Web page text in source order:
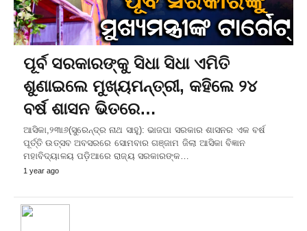
ପୂର୍ବ ସରକାରଙ୍କୁ ସିଧା ସିଧା ଏମିତି
ଶୁଣାଇଲେ ମୁଖ୍ୟମନ୍ତ୍ରୀ, କହିଲେ ୨୪
ବର୍ଷ ଶାସନ ଭିତରେ…
ଆସିକା,୨୩ା୬(ସୁରେନ୍ଦ୍ର ନାଥ ସାହୁ): ଭାଜପା ସରକାର ଶାସନର ଏକ ବର୍ଷ
ପୂର୍ତ୍ତି ଉତ୍ସବ ଅବସରରେ ସୋମବାର ଗଞ୍ଜାମ ଜିଲା ଆସିକା ବିଜ୍ଞାନ
ମହାବିଦ୍ୟାଳୟ ପଡ଼ିଆରେ ରାଜ୍ୟ ସରକାରଙ୍କ…
1 year ago